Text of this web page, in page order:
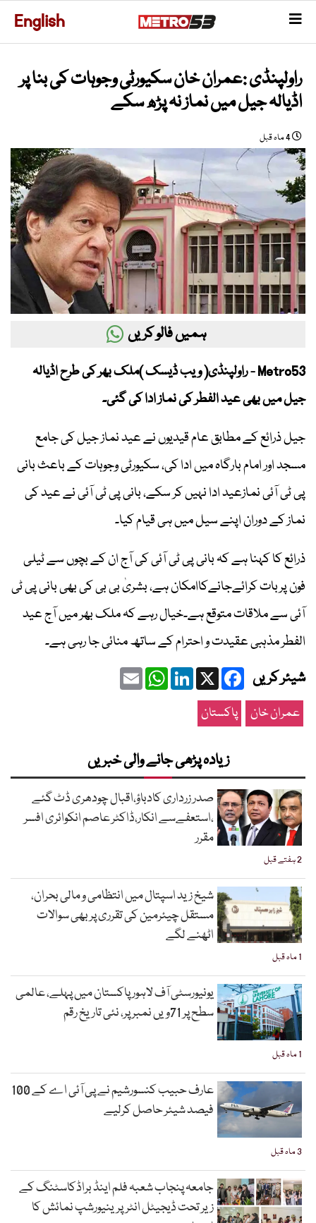
English
راولپنڈی :عمران خان سکیورٹی وجوہات کی بنا پر
اڈیالہ جیل میں نماز نہ پڑھ سکے
4 ماہ قبل
ہمیں فالو کریں
Metro53 - راولپنڈی( ویب ڈیسک )ملک بھر کی طرح اڈیالہ
جیل میں بھی عید الفطر کی نماز ادا کی گئی۔
جیل ذرائع کے مطابق عام قیدیوں نے عید نماز جیل کی جامع
مسجد اور امام بارگاہ میں ادا کی، سکیورٹی وجوہات کے باعث بانی
پی ٹی آئی نمازعید ادا نہیں کر سکے، بانی پی ٹی آئی نے عید کی
نماز کے دوران اپنے سیل میں ہی قیام کیا۔
ذرائع کا کہنا ہے کہ بانی پی ٹی آئی کی آج ان کے بچوں سے ٹیلی
فون پربات کرائےجانےکاامکان ہے، بشریٰ بی بی کی بھی بانی پی ٹی
آئی سے ملاقات متوقع ہے۔خیال رہے کہ ملک بھر میں آج عید
الفطر مذہبی عقیدت و احترام کے ساتھ منائی جا رہی ہے۔
شیئر کریں Facebook
X
LinkedIn
WhatsApp
Email
عمران خان پاکستان
زیادہ پڑھی جانے والی خبریں
2 ہفتے قبل
صدر زرداری کادباؤ،اقبال چودھری ڈٹ گئے
،استعفےسے انکار،ڈاکٹر عاصم انکوائری افسر
مقرر
1 ماہ قبل
شیخ زید اسپتال میں انتظامی و مالی بحران،
مستقل چیئرمین کی تقرری پر بھی سوالات
اٹھنے لگے
1 ماہ قبل
یونیورسٹی آف لاہور پاکستان میں پہلے، عالمی
سطح پر 71ویں نمبر پر، نئی تاریخ رقم
3 ماہ قبل
عارف حبیب کنسورشیم نے پی آئی اے کے 100
فیصد شیئر حاصل کرلیے
جامعہ پنجاب شعبہ فلم اینڈ براڈکاسٹنگ کے
زیر تحت ڈیجیٹل انٹرپرینیورشپ نمائش کا